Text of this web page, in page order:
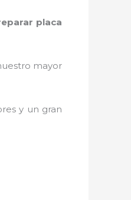
placa
mayor
y un gran